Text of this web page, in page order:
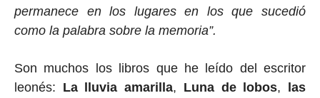
permanece en los lugares en los que sucedió
como la palabra sobre la memoria”.
Son muchos los libros que he leído del escritor
leonés: La lluvia amarilla, Luna de lobos, las